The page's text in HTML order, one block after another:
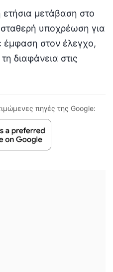
ετήσια μετάβαση στο
υποχρέωση για
έμφαση στον έλεγχο,
διαφάνεια στις
πηγές της Google: